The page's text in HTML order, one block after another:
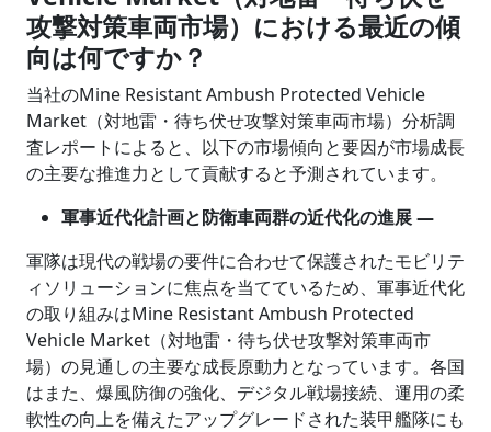
攻撃対策車両市場）における最近の傾
向は何ですか？
当社のMine Resistant Ambush Protected Vehicle
Market（対地雷・待ち伏せ攻撃対策車両市場）分析調
査レポートによると、以下の市場傾向と要因が市場成長
の主要な推進力として貢献すると予測されています。
軍事近代化計画と防衛車両群の近代化の進展 ―
軍隊は現代の戦場の要件に合わせて保護されたモビリテ
ィソリューションに焦点を当てているため、軍事近代化
の取り組みはMine Resistant Ambush Protected
Vehicle Market（対地雷・待ち伏せ攻撃対策車両市
場）の見通しの主要な成長原動力となっています。各国
はまた、爆風防御の強化、デジタル戦場接続、運用の柔
軟性の向上を備えたアップグレードされた装甲艦隊にも